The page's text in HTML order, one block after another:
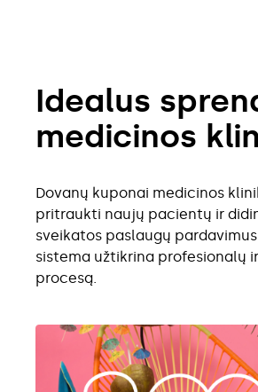
Idealus
medicinos
Dovanų kuponai medicinos
pritraukti naujų pacientų ir
sveikatos paslaugų pardavimus.
sistema užtikrina profesionalų
procesą.